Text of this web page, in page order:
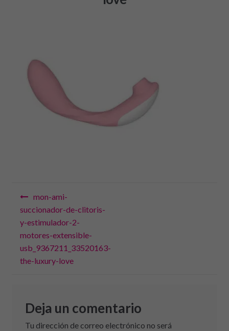
Navegación
de
entradas
mon-ami-
succionador-de-clitoris-
y-estimulador-2-
motores-extensible-
usb_9367211_33520163-
the-luxury-love
Deja un comentario
Tu dirección de correo electrónico no será